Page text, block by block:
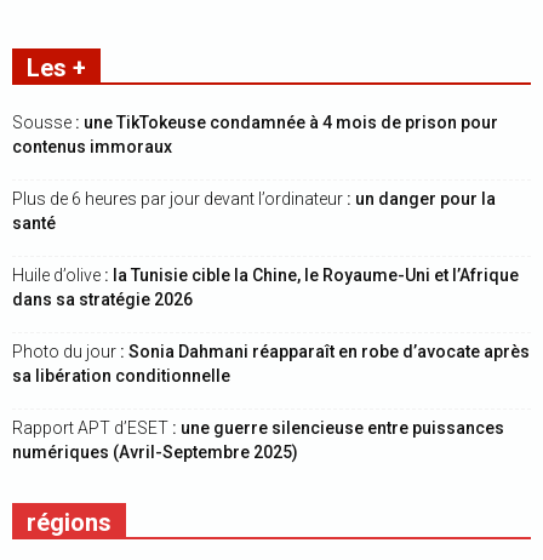
Les +
Sousse : une TikTokeuse condamnée à 4 mois de prison pour
contenus immoraux
Plus de 6 heures par jour devant l’ordinateur : un danger pour la
santé
Huile d’olive : la Tunisie cible la Chine, le Royaume-Uni et l’Afrique
dans sa stratégie 2026
Photo du jour : Sonia Dahmani réapparaît en robe d’avocate après
sa libération conditionnelle
Rapport APT d’ESET : une guerre silencieuse entre puissances
numériques (Avril-Septembre 2025)
régions